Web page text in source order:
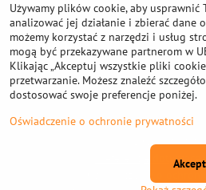
Ważne linki
Odkup
2026Prawa
Preferencje dotyczące
Oświadczenie o
Używamy plików cookie, aby
analizować jej działanie i zbierać dane
możemy korzystać z narzędzi i usług
mogą być przekazywane partnerom w
Klikając „Akceptuj wszystkie pliki
przetwarzanie. Możesz znaleźć
dostosować swoje preferencje poniżej.
Oświadczenie o ochronie prywatności